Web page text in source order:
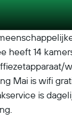
heeft 14
Mai is wifi
is